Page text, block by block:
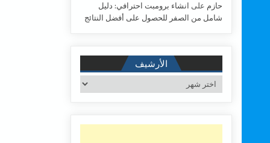
حازم على انشاء برومبت احترافي: دليل
شامل من الصفر للحصول على أفضل النتائج
الأرشيف
الأرشيف